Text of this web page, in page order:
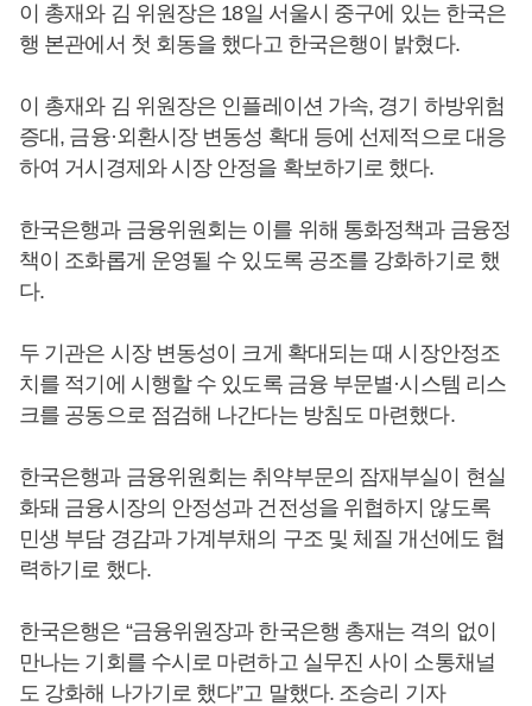
이 총재와 김 위원장은 18일 서울시 중구에 있는 한국은
행 본관에서 첫 회동을 했다고 한국은행이 밝혔다.
이 총재와 김 위원장은 인플레이션 가속, 경기 하방위험
증대, 금융·외환시장 변동성 확대 등에 선제적으로 대응
하여 거시경제와 시장 안정을 확보하기로 했다.
한국은행과 금융위원회는 이를 위해 통화정책과 금융정
책이 조화롭게 운영될 수 있도록 공조를 강화하기로 했
다.
두 기관은 시장 변동성이 크게 확대되는 때 시장안정조
치를 적기에 시행할 수 있도록 금융 부문별·시스템 리스
크를 공동으로 점검해 나간다는 방침도 마련했다.
한국은행과 금융위원회는 취약부문의 잠재부실이 현실
화돼 금융시장의 안정성과 건전성을 위협하지 않도록
민생 부담 경감과 가계부채의 구조 및 체질 개선에도 협
력하기로 했다.
한국은행은 “금융위원장과 한국은행 총재는 격의 없이
만나는 기회를 수시로 마련하고 실무진 사이 소통채널
도 강화해 나가기로 했다”고 말했다. 조승리 기자